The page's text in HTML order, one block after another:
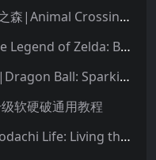
集合啦！动物森友会|动物之森|Animal Crossing: New Horizons中文
塞尔达传说：旷野之息|The Legend of Zelda: Breath of the Wild中文
七龙珠：电光炸裂！ZERO|Dragon Ball: Sparking! Zero中文
软硬破通用教程
朋友收集：梦想生活|Tomodachi Life: Living the Dream中文